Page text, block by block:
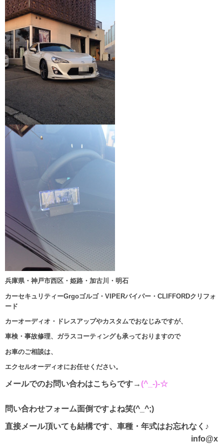
兵庫県・神戸市西区・姫路・加古川・明石
カーセキュリティーGrgoゴルゴ・VIPERバイパー・CLIFFORDクリフォ
ード
カーオーディオ・ドレスアップやカスタムでおなじみですが、
車検・事故修理、ガラスコーティングも承っておりますので
お車のご相談は、
エクセルオーディオにお任せください。
メールでのお問い合わはこちらです→(^_-)-☆
問い合わせフォーム面倒ですよね笑(^_^;)
直接メール頂いても結構です、車種・年式はお忘れなく♪
info@x